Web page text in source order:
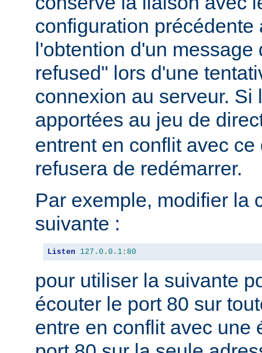
configuration précédente
l'obtention d'un
refused" lors d'une
connexion au serveur. Si
apportées au jeu de
entrent en conflit avec
refusera de redémarrer.
Par exemple, modifier la
suivante :
Listen 127.0 . 0.1 : 80
pour utiliser la suivante
écouter le port 80 sur
entre en conflit avec une